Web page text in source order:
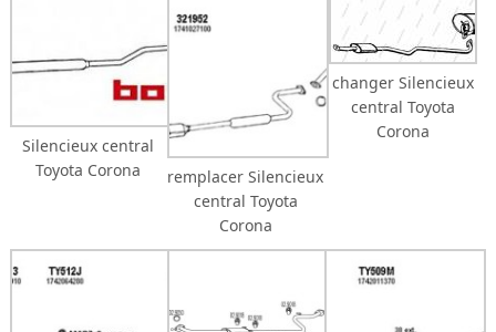
Silencieux central
Toyota Corona
remplacer Silencieux
central Toyota
Corona
changer Silencieux
central Toyota
Corona